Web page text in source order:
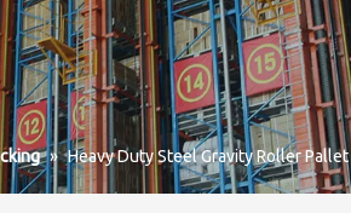
» Heavy Duty Steel Gravity Roller Pallet